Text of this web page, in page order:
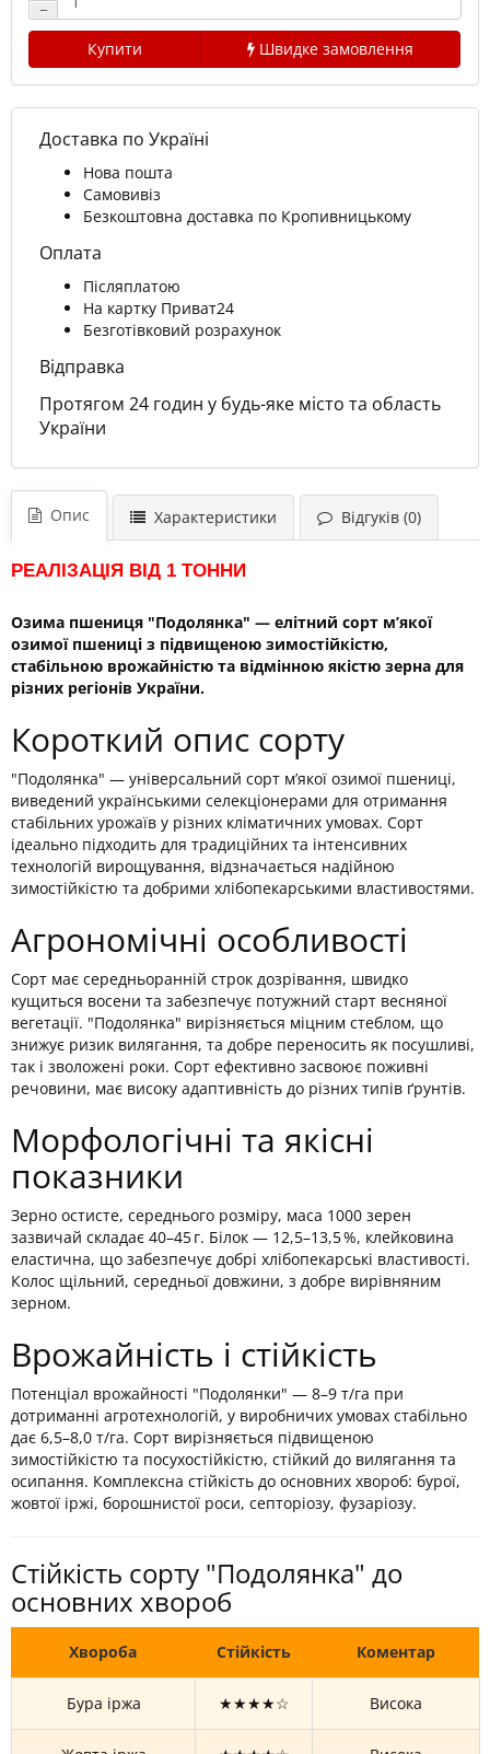
−
Купити
Швидке замовлення
Доставка по Україні
Нова пошта
Самовивіз
Безкоштовна доставка по Кропивницькому
Оплата
Післяплатою
На картку Приват24
Безготівковий розрахунок
Відправка
Протягом 24 годин у будь-яке місто та область
України
Опис Характеристики Відгуків (0)
РЕАЛІЗАЦІЯ ВІД 1 ТОННИ
Озима пшениця "Подолянка" — елітний сорт м’якої
озимої пшениці з підвищеною зимостійкістю,
стабільною врожайністю та відмінною якістю зерна для
різних регіонів України.
Короткий опис сорту
"Подолянка" — універсальний сорт м’якої озимої пшениці,
виведений українськими селекціонерами для отримання
стабільних урожаїв у різних кліматичних умовах. Сорт
ідеально підходить для традиційних та інтенсивних
технологій вирощування, відзначається надійною
зимостійкістю та добрими хлібопекарськими властивостями.
Агрономічні особливості
Сорт має середньоранній строк дозрівання, швидко
кущиться восени та забезпечує потужний старт весняної
вегетації. "Подолянка" вирізняється міцним стеблом, що
знижує ризик вилягання, та добре переносить як посушливі,
так і зволожені роки. Сорт ефективно засвоює поживні
речовини, має високу адаптивність до різних типів ґрунтів.
Морфологічні та якісні
показники
Зерно остисте, середнього розміру, маса 1000 зерен
зазвичай складає 40–45 г. Білок — 12,5–13,5 %, клейковина
еластична, що забезпечує добрі хлібопекарські властивості.
Колос щільний, середньої довжини, з добре вирівняним
зерном.
Врожайність і стійкість
Потенціал врожайності "Подолянки" — 8–9 т/га при
дотриманні агротехнологій, у виробничих умовах стабільно
дає 6,5–8,0 т/га. Сорт вирізняється підвищеною
зимостійкістю та посухостійкістю, стійкий до вилягання та
осипання. Комплексна стійкість до основних хвороб: бурої,
жовтої іржі, борошнистої роси, септоріозу, фузаріозу.
Стійкість сорту "Подолянка" до
основних хвороб
Хвороба Стійкість Коментар
Бура іржа ★★★★☆ Висока